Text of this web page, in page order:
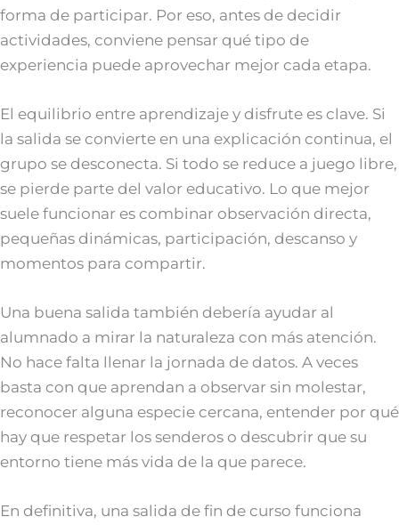
forma de participar. Por eso, antes de decidir
actividades, conviene pensar qué tipo de
experiencia puede aprovechar mejor cada etapa.
El equilibrio entre aprendizaje y disfrute es clave. Si
la salida se convierte en una explicación continua, el
grupo se desconecta. Si todo se reduce a juego libre,
se pierde parte del valor educativo. Lo que mejor
suele funcionar es combinar observación directa,
pequeñas dinámicas, participación, descanso y
momentos para compartir.
Una buena salida también debería ayudar al
alumnado a mirar la naturaleza con más atención.
No hace falta llenar la jornada de datos. A veces
basta con que aprendan a observar sin molestar,
reconocer alguna especie cercana, entender por qué
hay que respetar los senderos o descubrir que su
entorno tiene más vida de la que parece.
En definitiva, una salida de fin de curso funciona